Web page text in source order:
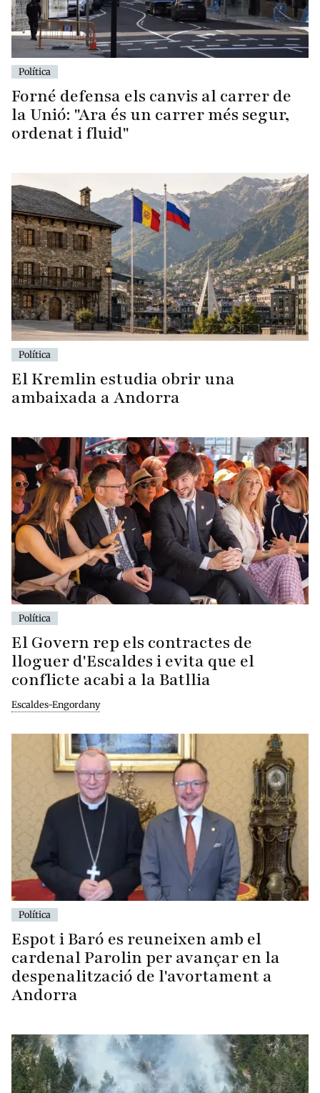
Política
Forné defensa els canvis al carrer de
la Unió: "Ara és un carrer més segur,
ordenat i fluid"
Política
El Kremlin estudia obrir una
ambaixada a Andorra
Política
El Govern rep els contractes de
lloguer d'Escaldes i evita que el
conflicte acabi a la Batllia
Escaldes-Engordany
Política
Espot i Baró es reuneixen amb el
cardenal Parolin per avançar en la
despenalització de l'avortament a
Andorra